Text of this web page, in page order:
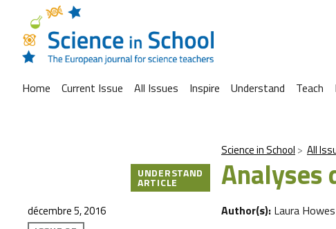
Home Current Issue All Issues Inspire Understand Teach
Science in School All
Analyses
UNDERSTAND
ARTICLE
décembre 5, 2016 Author(s): Laura Howes